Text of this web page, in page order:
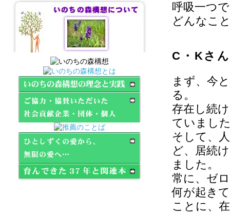
呼吸一つ
どんなこ
C・Kさん
まず、今
る。
存在し続
ていまし
そして、
ど、居続
ました。
常に、ゼ
何が起き
ことに、